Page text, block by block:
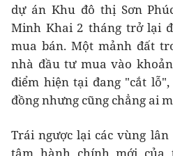
dự án Khu đô thị Sơn
Minh Khai 2 tháng trở lại
mua bán. Một mảnh đất
nhà đầu tư mua vào
điểm hiện tại đang "cắt
đồng nhưng cũng chẳng ai
Trái ngược lại các vùng
tâm hành chính mới của